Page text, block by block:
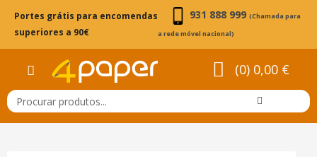
Portes grátis para encomendas
superiores a 90€
931 888 999 (Chamada para
a rede móvel nacional)
(0) 0,00 €